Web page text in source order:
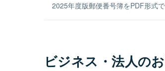
2025年度版郵便番号簿をPDF形式
ビジネス・法人の